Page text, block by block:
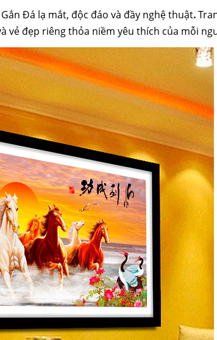
Đá lạ mắt, độc đáo và đầy nghệ thuật.
vẻ đẹp riêng thỏa niềm yêu thích của mỗi